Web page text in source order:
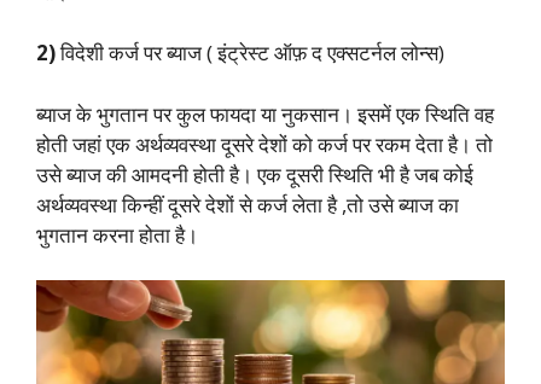
2)विदेशी कर्ज पर ब्याज ( इंट्रेस्ट ऑफ़ द एक्सटर्नल लोन्स)
ब्याज के भुगतान पर कुल फायदा या नुकसान। इसमें एक स्थिति वह
होती जहां एक अर्थव्यवस्था दूसरे देशों को कर्ज पर रकम देता है। तो
उसे ब्याज की आमदनी होती है। एक दूसरी स्थिति भी है जब कोई
अर्थव्यवस्था किन्हीं दूसरे देशों से कर्ज लेता है ,तो उसे ब्याज का
भुगतान करना होता है।